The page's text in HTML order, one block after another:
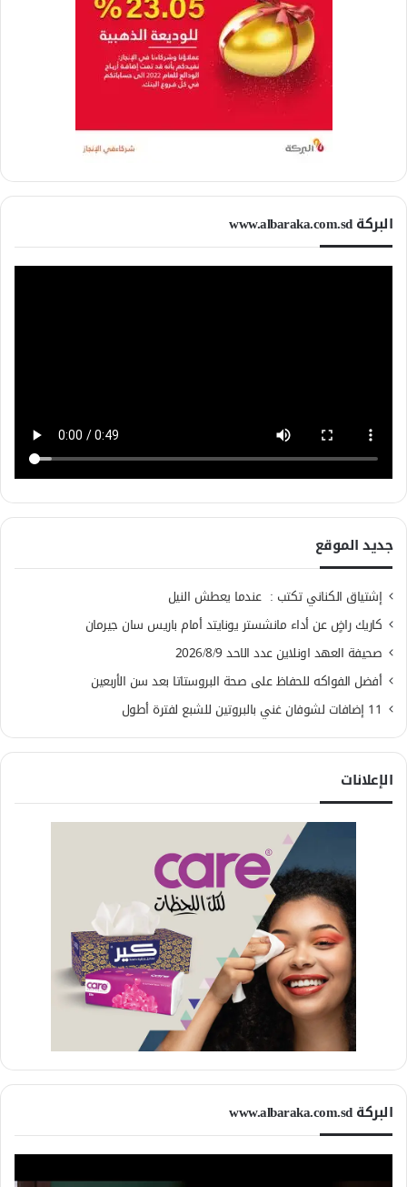
البركة www.albaraka.com.sd
جديد الموقع
إشتياق الكناني تكتب : عندما يعطش النيل
كاريك راضٍ عن أداء مانشستر يونايتد أمام باريس سان جيرمان
صحيفة العهد اونلاين عدد الاحد 2026/8/9
أفضل الفواكه للحفاظ على صحة البروستاتا بعد سن الأربعين
11 إضافات لشوفان غني بالبروتين للشبع لفترة أطول
الإعلانات
البركة www.albaraka.com.sd